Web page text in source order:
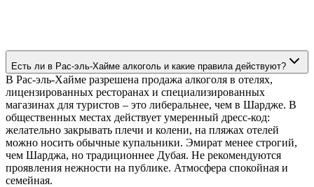
Есть ли в Рас-эль-Хайме алкоголь и какие правила действуют?
В Рас-эль-Хайме разрешена продажа алкоголя в отелях,
лицензированных ресторанах и специализированных
магазинах для туристов – это либеральнее, чем в Шардже. В
общественных местах действует умеренный дресс-код:
желательно закрывать плечи и колени, на пляжах отелей
можно носить обычные купальники. Эмират менее строгий,
чем Шарджа, но традиционнее Дубая. Не рекомендуются
проявления нежности на публике. Атмосфера спокойная и
семейная.